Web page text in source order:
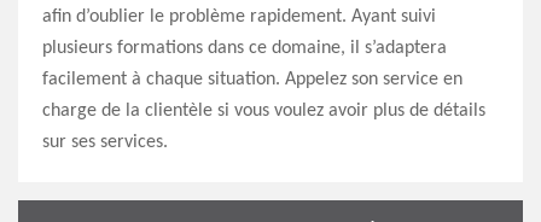
afin d’oublier le problème rapidement. Ayant suivi
plusieurs formations dans ce domaine, il s’adaptera
facilement à chaque situation. Appelez son service en
charge de la clientèle si vous voulez avoir plus de détails
sur ses services.